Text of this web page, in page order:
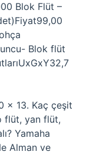
Blok Flüt –
Blok flüt
x 13. Kaç çeşit
flüt, yan flüt,
Yamaha
Alman ve